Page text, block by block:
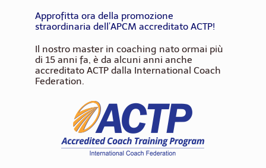
Approfitta ora della promozione
straordinaria dell’APCM accreditato ACTP!
Il nostro master in coaching nato ormai più
di 15 anni fa, è da alcuni anni anche
accreditato ACTP dalla International Coach
Federation.